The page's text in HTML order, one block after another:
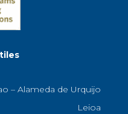
– Alameda de Urquijo
Leioa